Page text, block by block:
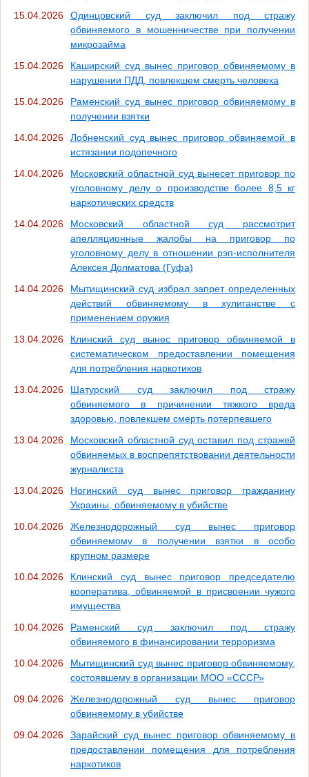
15.04.2026
Одинцовский суд заключил под стражу
обвиняемого в мошенничестве при получении
микрозайма
15.04.2026
Каширский суд вынес приговор обвиняемому в
нарушении ПДД, повлекшем смерть человека
15.04.2026
Раменский суд вынес приговор обвиняемому в
получении взятки
14.04.2026
Лобненский суд вынес приговор обвиняемой в
истязании подопечного
14.04.2026
Московский областной суд вынесет приговор по
уголовному делу о производстве более 8,5 кг
наркотических средств
14.04.2026
Московский областной суд рассмотрит
апелляционные жалобы на приговор по
уголовному делу в отношении рэп-исполнителя
Алексея Долматова (Гуфа)
14.04.2026
Мытищинский суд избрал запрет определенных
действий обвиняемому в хулиганстве с
применением оружия
13.04.2026
Клинский суд вынес приговор обвиняемой в
систематическом предоставлении помещения
для потребления наркотиков
13.04.2026
Шатурский суд заключил под стражу
обвиняемого в причинении тяжкого вреда
здоровью, повлекшем смерть потерпевшего
13.04.2026
Московский областной суд оставил под стражей
обвиняемых в воспрепятствовании деятельности
журналиста
13.04.2026
Ногинский суд вынес приговор гражданину
Украины, обвиняемому в убийстве
10.04.2026
Железнодорожный суд вынес приговор
обвиняемому в получении взятки в особо
крупном размере
10.04.2026
Клинский суд вынес приговор председателю
кооператива, обвиняемой в присвоении чужого
имущества
10.04.2026
Раменский суд заключил под стражу
обвиняемого в финансировании терроризма
10.04.2026
Мытищинский суд вынес приговор обвиняемому,
состоявшему в организации МОО «СССР»
09.04.2026
Железнодорожный суд вынес приговор
обвиняемому в убийстве
09.04.2026
Зарайский суд вынес приговор обвиняемому в
предоставлении помещения для потребления
наркотиков